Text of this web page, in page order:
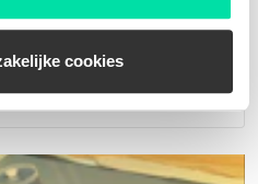
cookies
frezen, polijsten of